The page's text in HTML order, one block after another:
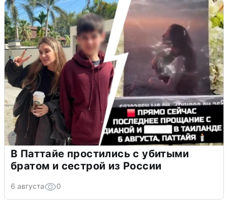
В Паттайе простились с убитыми
братом и сестрой из России
6 августа 0